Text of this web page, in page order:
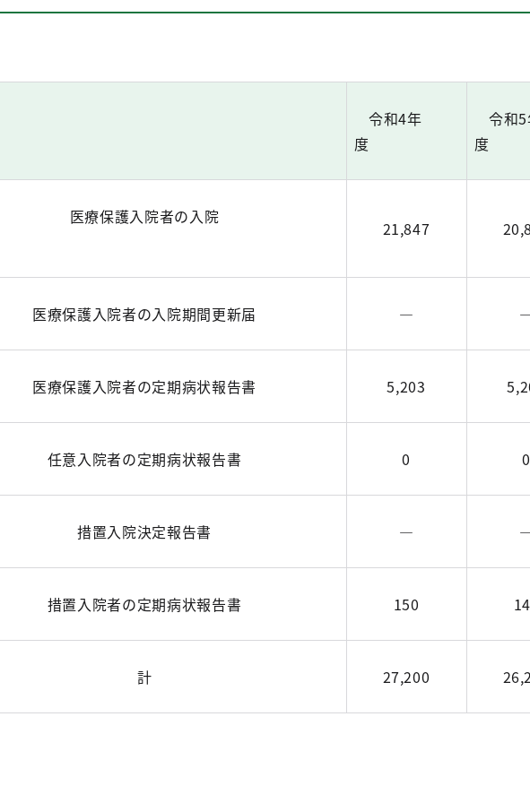
令和4年
度
令和5
医療保護入院者の入院
21,847
医療保護入院者の入院期間更新届 ―
医療保護入院者の定期病状報告書 5,203
任意入院者の定期病状報告書 0 0
措置入院決定報告書 ―
措置入院者の定期病状報告書 150
計 27,200